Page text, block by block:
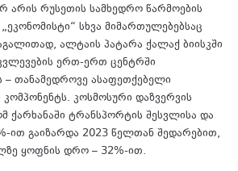
არის რუსეთის სამხედრო წარმოების
სხვა მიმართულებებსაც
ალტაის პატარა ქალაქ ბიისკში
ერთ-ერთ ცენტრში
თანამედროვე ასაფეთქებელი
კოსმოსური დაზვერვის
ქარხანაში ტრანსპორტის შესვლისა და
ით გაიზარდა 2023 წელთან შედარებით,
ყოფნის დრო – 32%-ით.